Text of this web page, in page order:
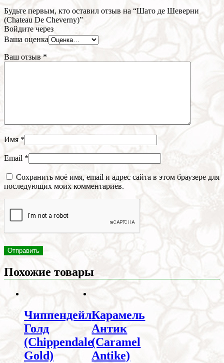
Будьте первым, кто оставил отзыв на “Шато де Шеверни
(Chateau De Cheverny)”
Войдите через
Ваша оценка
Ваш отзыв *
Имя *
Email *
Сохранить моё имя, email и адрес сайта в этом браузере для
последующих моих комментариев.
Похожие товары
Чиппендейл
Голд
(Chippendale
Gold)
Карамель
Антик
(Caramel
Antike)